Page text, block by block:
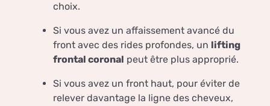
choix.
Si vous avez un affaissement avancé du
front avec des rides profondes, un lifting
frontal coronal peut être plus approprié.
Si vous avez un front haut, pour éviter de
relever davantage la ligne des cheveux,